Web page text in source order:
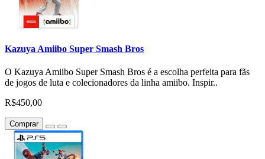
Kazuya Amiibo Super Smash Bros
O Kazuya Amiibo Super Smash Bros é a escolha perfeita para fãs
de jogos de luta e colecionadores da linha amiibo. Inspir..
R$450,00
Comprar